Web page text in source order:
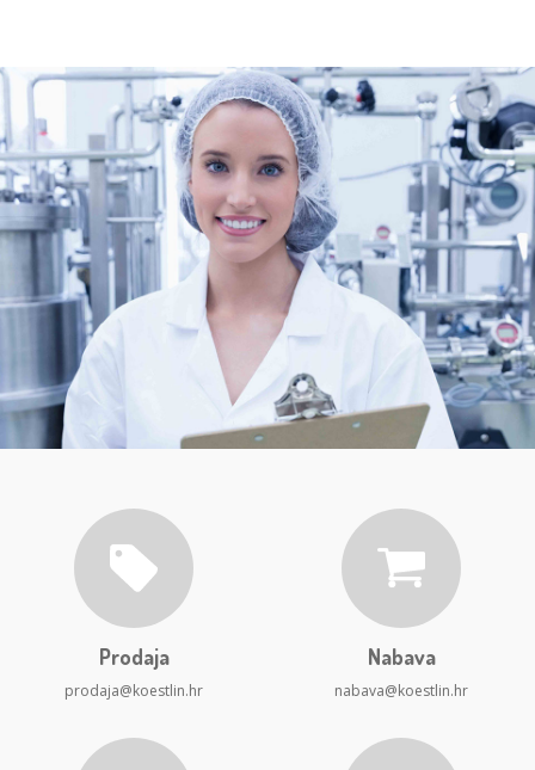
Prodaja
prodaja@koestlin.hr
Nabava
nabava@koestlin.hr